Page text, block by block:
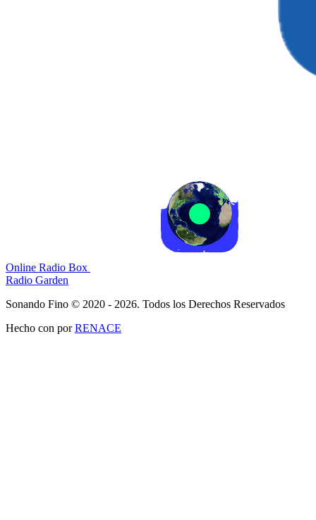
Online Radio Box
Radio Garden
Sonando Fino © 2020 - 2026. Todos los Derechos Reservados
Hecho con porRENACE